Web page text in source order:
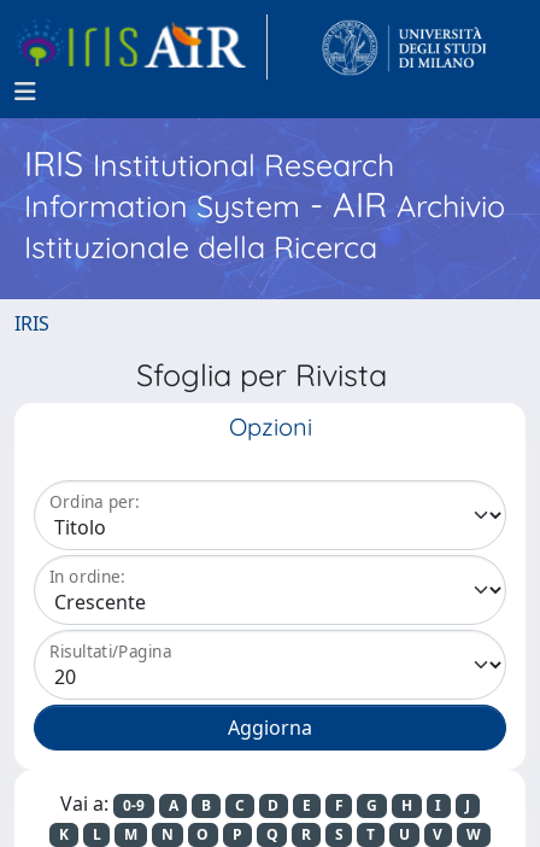
IRISInstitutional Research
Information System - AIR Archivio
Istituzionale della Ricerca
IRIS
Sfoglia per Rivista
Opzioni
Ordina per:
In ordine:
Risultati/Pagina
Vai a: 0-9 A B C D E F G H I
J
K
L M N O P Q R S T U V
W